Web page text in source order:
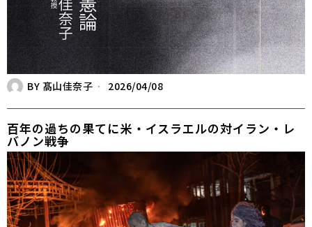
BY 髙山佳奈子 2026/04/08
百年の過ちの果てに――米・イスラエルの対イラン・レ
バノン戦争